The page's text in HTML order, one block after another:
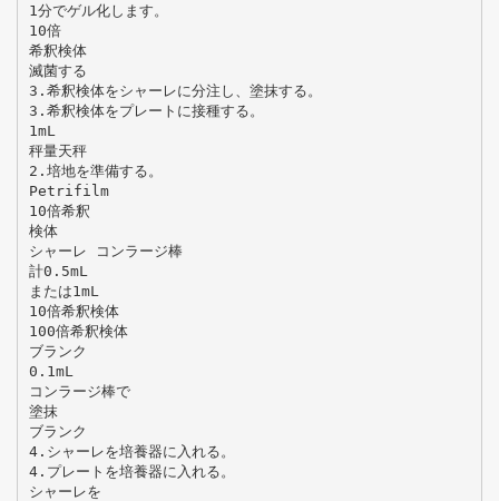
1分でゲル化します。
10倍
希釈検体
滅菌する
3.希釈検体をシャーレに分注し、塗抹する。
3.希釈検体をプレートに接種する。
1mL
秤量天秤
2.培地を準備する。
Petrifilm
10倍希釈
検体
シャーレ コンラージ棒
計0.5mL
または1mL
10倍希釈検体
100倍希釈検体
ブランク
0.1mL
コンラージ棒で
塗抹
ブランク
4.シャーレを培養器に入れる。
4.プレートを培養器に入れる。
シャーレを